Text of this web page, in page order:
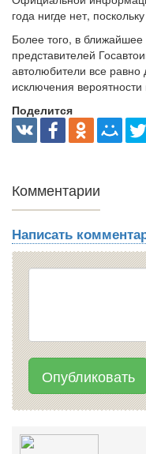
года нигде нет,
Более того, в
представителей
автолюбители все
исключения
Поделится
Комментарии
Написать
Опубликовать